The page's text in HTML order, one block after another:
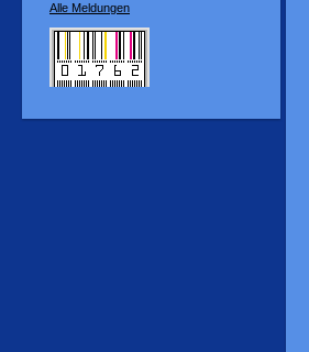
Alle Meldungen